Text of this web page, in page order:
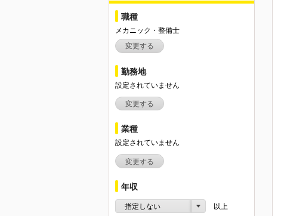
職種
メカニック・整備士
変更する
勤務地
設定されていません
変更する
業種
設定されていません
変更する
年収
指定しない 以上